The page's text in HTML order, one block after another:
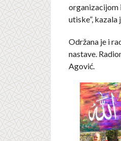
organizacijom
utiske”, kazala
Održana je i
nastave.
Agović.